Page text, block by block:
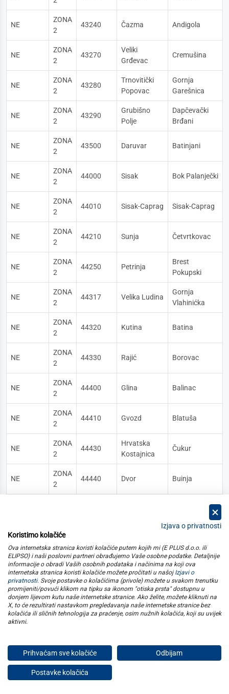
NE
ZONA
2
43240 Čazma Andigola
NE
ZONA
2
43270
Veliki
Grđevac
Cremušina
NE
ZONA
2
43280
Trnovitički
Popovac
Gornja
Garešnica
NE
ZONA
2
43290
Grubišno
Polje
Dapčevački
Brđani
NE
ZONA
2
43500 Daruvar Batinjani
NE
ZONA
2
44000 Sisak Bok Palanječki
NE
ZONA
2
44010 Sisak-Caprag Sisak-Caprag
NE
ZONA
2
44210 Sunja Četvrtkovac
NE
ZONA
2
44250 Petrinja
Brest
Pokupski
NE
ZONA
2
44317 Velika Ludina
Gornja
Vlahinićka
NE
ZONA
2
44320 Kutina Batina
NE
ZONA
2
44330 Rajić Borovac
NE
ZONA
2
44400 Glina Balinac
NE
ZONA
2
44410 Gvozd Blatuša
NE
ZONA
2
44430
Hrvatska
Kostajnica
Čukur
NE
ZONA
2
44440 Dvor Buinja
Donje Mekušje
NE
ZONA
2
NE
ZONA
2
47240 Slunj Arapovac
NE
ZONA
2
47250 Duga Resa Banjsko Selo
NE
ZONA
2
47300 Ogulin
Brestovac
Izjava o privatnosti
Koristimo kolačiće
Ova internetska stranica koristi kolačiće putem kojih mi (E PLUS d.o.o. ili
ELIPSO) i naši poslovni partneri obrađujemo Vaše osobne podatke. Detaljnije
informacije o obradi Vaših osobnih podataka i načinima na koji ova
internetska stranica koristi kolačiće možete pročitati u našoj Izjavi o
privatnosti. Svoje postavke o kolačićima (privole) možete u svakom trenutku
promijeniti/povući klikom na tipku sa ikonom "otiska prsta" dostupnu u
donjem lijevom kutu naše internetske stranice. Ako želite, možete kliknuti na
X, to će rezultirati nastavkom pregledavanja naše internetske stranice bez
kolačića ili sličnih tehnologija za praćenje, osim nužnih kolačića, koji su uvijek
aktivni.
Prihvaćam sve kolačiće Odbijam
Postavke kolačića